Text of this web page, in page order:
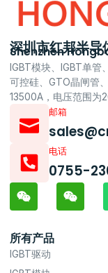
深圳市红邦半导
Shenzhen
IGBT模块、IGBT单管
可控硅、GTO晶闸管
13500A，电压范围为
邮箱
电话
0755-
所有产品
IGBT驱动